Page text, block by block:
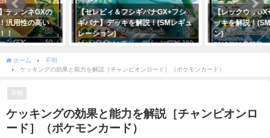
デデンネGXの
汎用性の高い
！
【セレビィ＆フシギバナGX+フシ
ギバナ】デッキを解説！(SMレギュ
レーション)
2018年12月12日
【レックウザ
ッキを解説！
ン)
2018年11月29日
ホーム
不明
ケッキングの効果と能力を解説［チャンピオンロード］（ポケモンカード）
不明
ケッキングの効果と能力を解説［チャンピオンロ
ード］（ポケモンカード）